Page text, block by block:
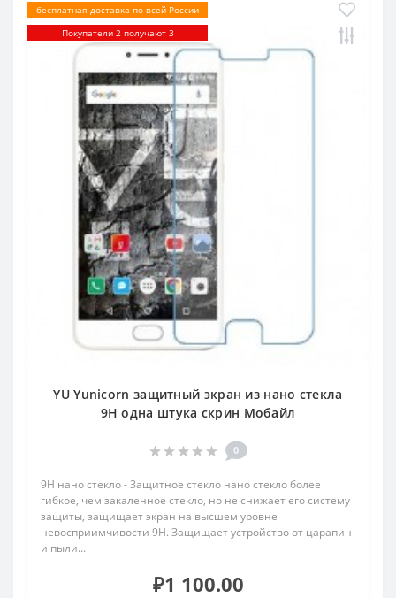
бесплатная доставка по всей России
Покупатели 2 получают 3
YU Yunicorn защитный экран из нано стекла
9H одна штука скрин Мобайл
0
9H нано стекло - Защитное стекло нано стекло более
гибкое, чем закаленное стекло, но не снижает его систему
защиты, защищает экран на высшем уровне
невосприимчивости 9H. Защищает устройство от царапин
и пыли...
₽1 100.00